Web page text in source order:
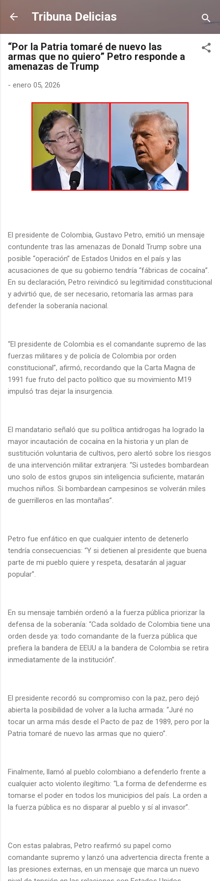
Ir al contenido principal
Tribuna Delicias
“Por la Patria tomaré de nuevo las
armas que no quiero” Petro responde a
amenazas de Trump
- enero 05, 2026
El presidente de Colombia, Gustavo Petro, emitió un mensaje
contundente tras las amenazas de Donald Trump sobre una
posible “operación” de Estados Unidos en el país y las
acusaciones de que su gobierno tendría “fábricas de cocaína”.
En su declaración, Petro reivindicó su legitimidad constitucional
y advirtió que, de ser necesario, retomaría las armas para
defender la soberanía nacional.
“El presidente de Colombia es el comandante supremo de las
fuerzas militares y de policía de Colombia por orden
constitucional”, afirmó, recordando que la Carta Magna de
1991 fue fruto del pacto político que su movimiento M19
impulsó tras dejar la insurgencia.
El mandatario señaló que su política antidrogas ha logrado la
mayor incautación de cocaína en la historia y un plan de
sustitución voluntaria de cultivos, pero alertó sobre los riesgos
de una intervención militar extranjera: “Si ustedes bombardean
uno solo de estos grupos sin inteligencia suficiente, matarán
muchos niños. Si bombardean campesinos se volverán miles
de guerrilleros en las montañas”.
Petro fue enfático en que cualquier intento de detenerlo
tendría consecuencias: “Y si detienen al presidente que buena
parte de mi pueblo quiere y respeta, desatarán al jaguar
popular”.
En su mensaje también ordenó a la fuerza pública priorizar la
defensa de la soberanía: “Cada soldado de Colombia tiene una
orden desde ya: todo comandante de la fuerza pública que
prefiera la bandera de EEUU a la bandera de Colombia se retira
inmediatamente de la institución”.
El presidente recordó su compromiso con la paz, pero dejó
abierta la posibilidad de volver a la lucha armada: “Juré no
tocar un arma más desde el Pacto de paz de 1989, pero por la
Patria tomaré de nuevo las armas que no quiero”.
Finalmente, llamó al pueblo colombiano a defenderlo frente a
cualquier acto violento ilegítimo: “La forma de defenderme es
tomarse el poder en todos los municipios del país. La orden a
la fuerza pública es no disparar al pueblo y sí al invasor”.
Con estas palabras, Petro reafirmó su papel como
comandante supremo y lanzó una advertencia directa frente a
las presiones externas, en un mensaje que marca un nuevo